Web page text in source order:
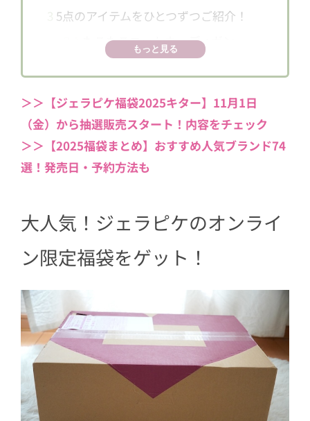
5点のアイテムをひとつずつご紹介！
もこもこニットカーディガン
3.4 ロングパンツ
3.5ワンピース
もっと見る
＞＞【ジェラピケ福袋2025キター】11月1日
（金）から抽選販売スタート！内容をチェック
＞＞【2025福袋まとめ】おすすめ人気ブランド74
選！発売日・予約方法も
大人気！ジェラピケのオンライ
ン限定福袋をゲット！